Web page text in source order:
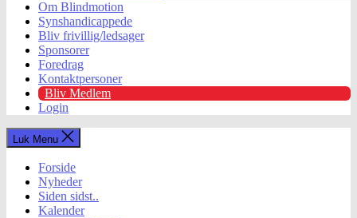
Om Blindmotion
Synshandicappede
Bliv frivillig/ledsager
Sponsorer
Foredrag
Kontaktpersoner
Bliv Medlem
Login
Luk Menu
Forside
Nyheder
Siden sidst..
Kalender